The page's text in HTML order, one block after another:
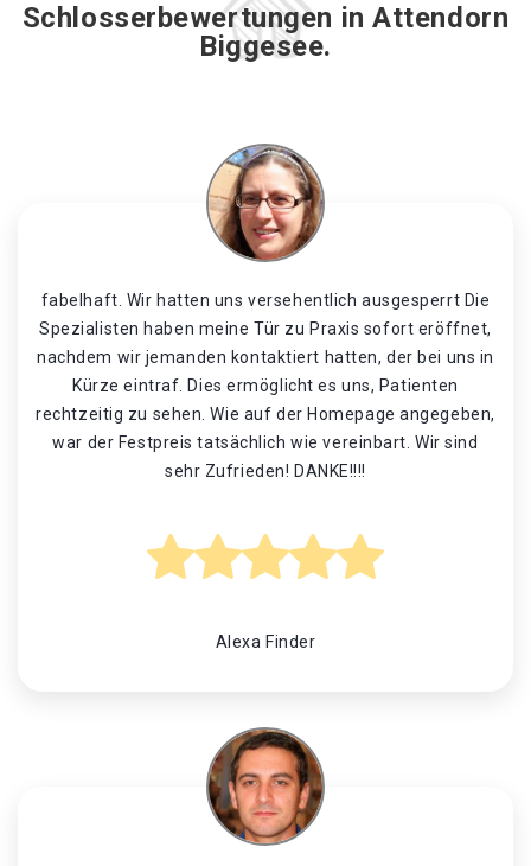
Schlosserbewertungen in Attendorn
Biggesee.
fabelhaft. Wir hatten uns versehentlich ausgesperrt Die
Spezialisten haben meine Tür zu Praxis sofort eröffnet,
nachdem wir jemanden kontaktiert hatten, der bei uns in
Kürze eintraf. Dies ermöglicht es uns, Patienten
rechtzeitig zu sehen. Wie auf der Homepage angegeben,
war der Festpreis tatsächlich wie vereinbart. Wir sind
sehr Zufrieden! DANKE!!!!
Alexa Finder